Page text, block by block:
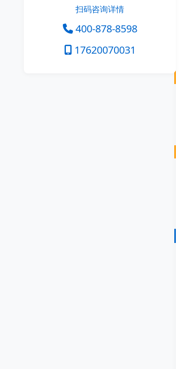
扫码咨询详情
400-878-8598
17620070031